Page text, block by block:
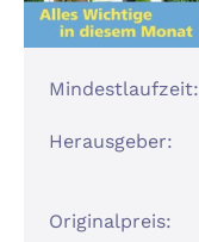
Mindestlaufzeit:
Herausgeber:
Originalpreis: